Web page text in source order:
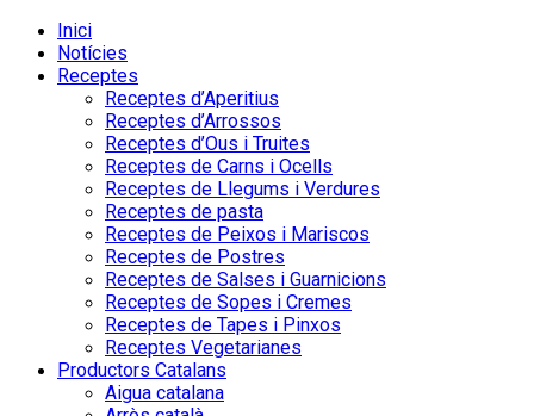
Inici
Notícies
Receptes
Receptes d’Aperitius
Receptes d’Arrossos
Receptes d’Ous i Truites
Receptes de Carns i Ocells
Receptes de Llegums i Verdures
Receptes de pasta
Receptes de Peixos i Mariscos
Receptes de Postres
Receptes de Salses i Guarnicions
Receptes de Sopes i Cremes
Receptes de Tapes i Pinxos
Receptes Vegetarianes
Productors Catalans
Aigua catalana